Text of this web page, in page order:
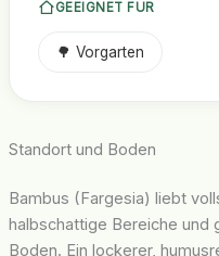
GEEIGNET FÜR
🌳 Vorgarten
Standort und Boden
Bambus (Fargesia) liebt
halbschattige Bereiche und
Boden. Ein lockerer,